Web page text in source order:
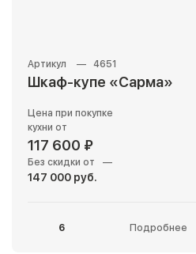
4651
Шкаф-купе «Сарма»
Цена при покупке
кухни от
117 600 ₽
Без скидки от —
147 000 руб.
6 Подробнее